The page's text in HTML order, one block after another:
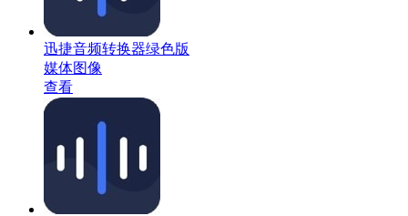
迅捷音频转换器绿色版
媒体图像
查看